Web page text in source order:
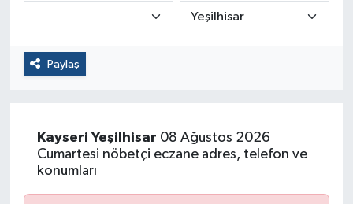
Paylaş
Kayseri Yeşilhisar 08 Ağustos 2026
Cumartesi nöbetçi eczane adres, telefon ve
konumları
Kültür ve Sanat
Magazin
Sağlık
Son Dakika Haberleri
Haber Arşivi